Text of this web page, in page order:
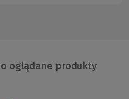
oglądane produkty